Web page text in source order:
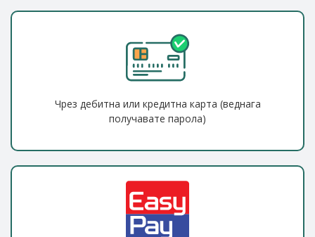
Чрез дебитна или кредитна карта (веднага
получавате парола)